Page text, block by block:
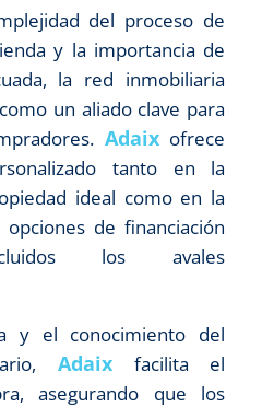
del proceso de
y la importancia de
la red inmobiliaria
un aliado clave para
Adaixofrece
tanto en la
ideal como en la
de financiación
los avales
y el conocimiento del
Adaix facilita el
asegurando que los